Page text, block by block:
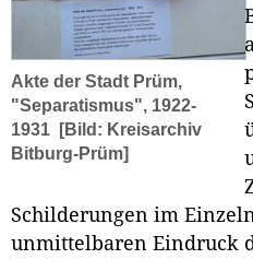
Akte der Stadt Prüm,
"Separatismus", 1922-
1931
[Bild: Kreisarchiv
Bitburg-Prüm]
Schilderungen im
unmittelbaren Eindruck